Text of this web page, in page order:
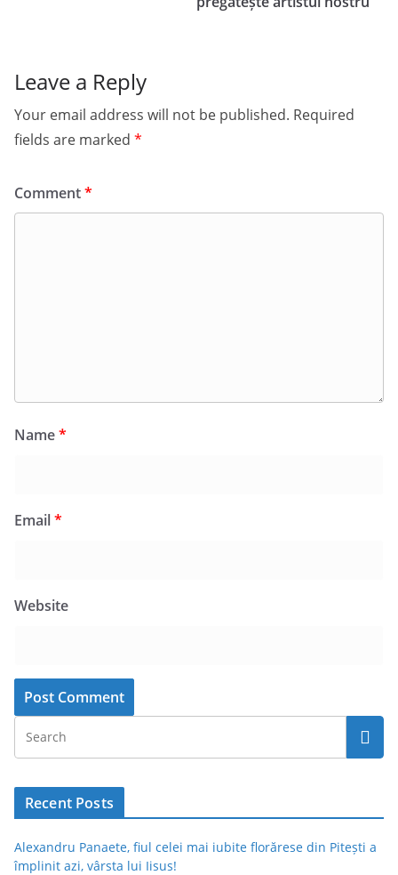
Leave a Reply
Your email address will not be published. Required
fields are marked *
Comment*
Name*
Email*
Website
Recent Posts
Alexandru Panaete, fiul celei mai iubite florărese din Pitești a
împlinit azi, vârsta lui Iisus!